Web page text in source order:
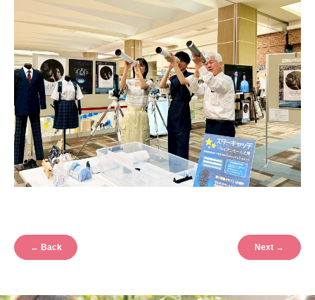
← Back Next →